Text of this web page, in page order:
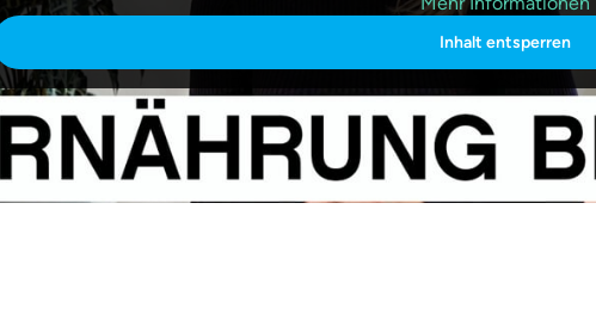
Inhalt entsperren